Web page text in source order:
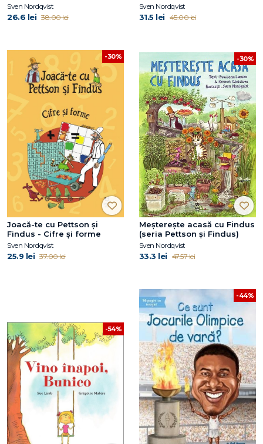
Sven Nordqvist
26.6 lei 38.00 lei
Sven Nordqvist
31.5 lei 45.00 lei
-30%
Joacă-te cu Pettson și
Findus - Cifre și forme
Sven Nordqvist
25.9 lei 37.00 lei
-30%
Meșterește acasă cu Findus
(seria Pettson și Findus)
Sven Nordqvist
33.3 lei 47.57 lei
-54%
-44%